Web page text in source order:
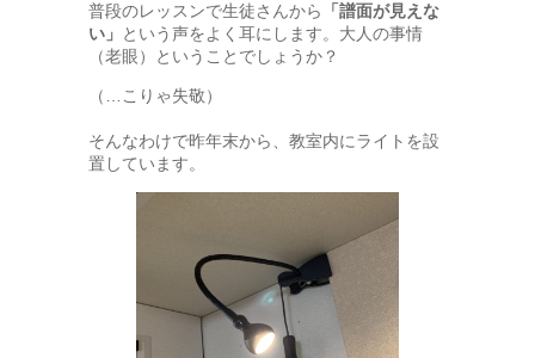
普段のレッスンで生徒さんから
「譜面が見えな
い」 という声をよく耳にします。大人の事情
（老眼）ということでしょうか？
（…こりゃ失敬）
そんなわけで昨年末から、教室内にライトを設
置しています。